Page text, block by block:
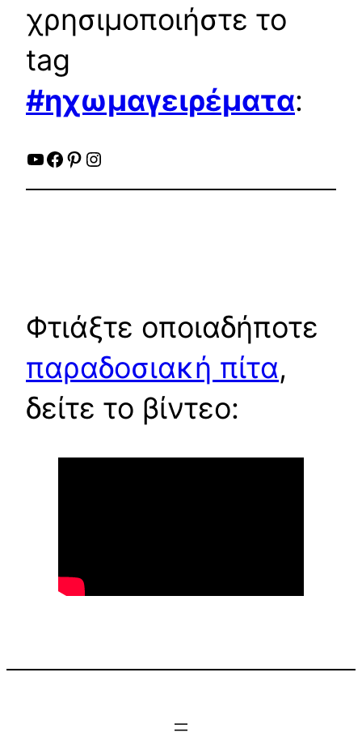
χρησιμοποιήστε το
tag
#ηχωμαγειρέματα:
YouTube
Facebook
Pinterest
Instagram
Φτιάξτε οποιαδήποτε
παραδοσιακή πίτα,
δείτε το βίντεο: